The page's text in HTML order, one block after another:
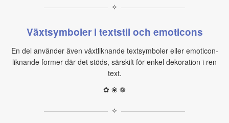
✧
Växtsymboler i textstil och emoticons
En del använder även växtliknande textsymboler eller emoticon-
liknande former där det stöds, särskilt för enkel dekoration i ren
text.
✿ ❀ ❁
✧